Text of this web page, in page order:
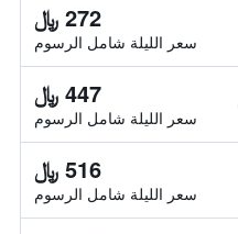
272 ﷼
سعر الليلة شامل الرسوم
447 ﷼
سعر الليلة شامل الرسوم
516 ﷼
سعر الليلة شامل الرسوم